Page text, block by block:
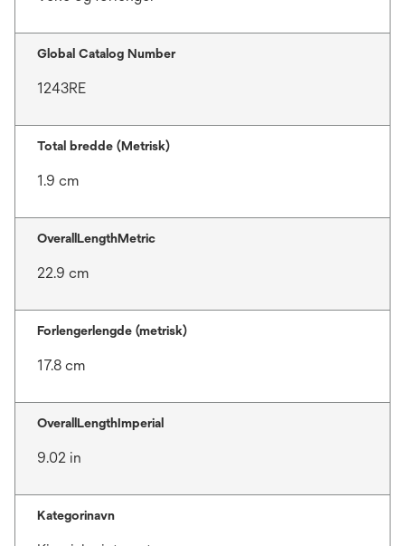
Global Catalog Number
1243RE
Total bredde (Metrisk)
1.9 cm
OverallLengthMetric
22.9 cm
Forlengerlengde (metrisk)
17.8 cm
OverallLengthImperial
9.02 in
Kategorinavn